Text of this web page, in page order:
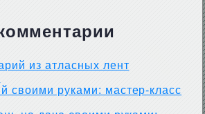
из атласных лент
своими руками: мастер-класс